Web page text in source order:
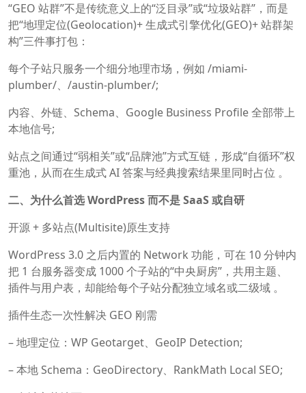
“GEO 站群”不是传统意义上的“泛目录”或“垃圾站群”，而是
把“地理定位(Geolocation)+ 生成式引擎优化(GEO)+ 站群架
构”三件事打包：
每个子站只服务一个细分地理市场，例如 /miami-
plumber/、/austin-plumber/;
内容、外链、Schema、Google Business Profile 全部带上
本地信号;
站点之间通过“弱相关”或“品牌池”方式互链，形成“自循环”权
重池，从而在生成式 AI 答案与经典搜索结果里同时占位 。
二、为什么首选 WordPress 而不是 SaaS 或自研
开源 + 多站点(Multisite)原生支持
WordPress 3.0 之后内置的 Network 功能，可在 10 分钟内
把 1 台服务器变成 1000 个子站的“中央厨房”，共用主题、
插件与用户表，却能给每个子站分配独立域名或二级域 。
插件生态一次性解决 GEO 刚需
– 地理定位：WP Geotarget、GeoIP Detection;
– 本地 Schema：GeoDirectory、RankMath Local SEO;